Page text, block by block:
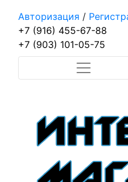
Авторизация /
+7 (916) 455-67-88
+7 (903) 101-05-75